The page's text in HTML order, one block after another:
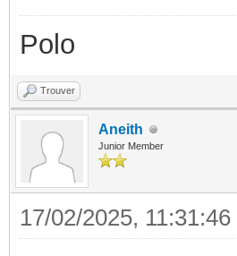
Polo
Trouver
Aneith
Junior Member
17/02/2025, 11:31:46